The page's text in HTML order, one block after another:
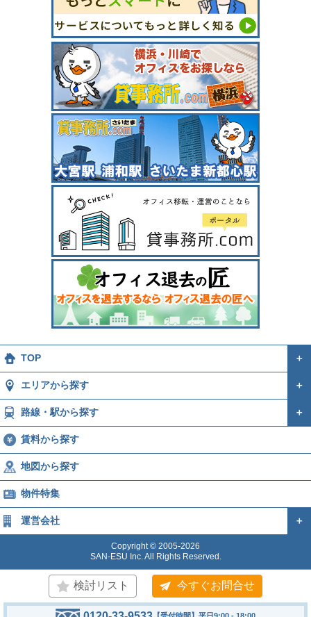
検討リスト 今すぐお問合せ
TOP ＋
エリアから探す ＋
路線・駅から探す ＋
賃料から探す
地図から探す
物件特集
運営会社 ＋
Copyright © 2005-2026
SAN-ESU Inc. All Rights Reserved.